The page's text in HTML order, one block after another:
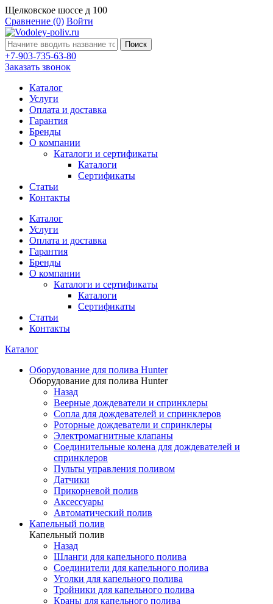
Щелковское шоссе д 100
Сравнение (0) Войти
Поиск
+7-903-735-63-80
Заказать звонок
Каталог
Услуги
Оплата и доставка
Гарантия
Бренды
О компании
Каталоги и сертификаты
Каталоги
Сертификаты
Статьи
Контакты
Каталог
Услуги
Оплата и доставка
Гарантия
Бренды
О компании
Каталоги и сертификаты
Каталоги
Сертификаты
Статьи
Контакты
Каталог
Оборудование для полива Hunter
Оборудование для полива Hunter
Назад
Веерные дождеватели и спринклеры
Сопла для дождевателей и спринклеров
Роторные дождеватели и спринклеры
Электромагнитные клапаны
Соединительные колена для дождевателей и
спринклеров
Пульты управления поливом
Датчики
Прикорневой полив
Аксессуары
Автоматический полив
Капельный полив
Капельный полив
Назад
Шланги для капельного полива
Соединители для капельного полива
Уголки для капельного полива
Тройники для капельного полива
Краны для капельного полива